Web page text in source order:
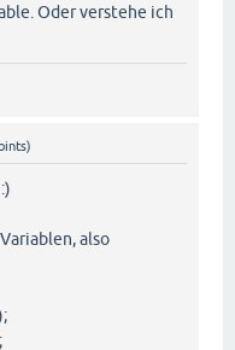
Oder verstehe ich
also